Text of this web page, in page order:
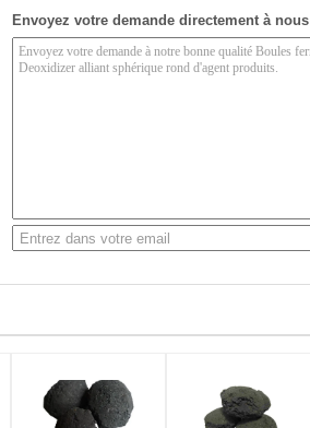
Envoyez votre demande directement à nous